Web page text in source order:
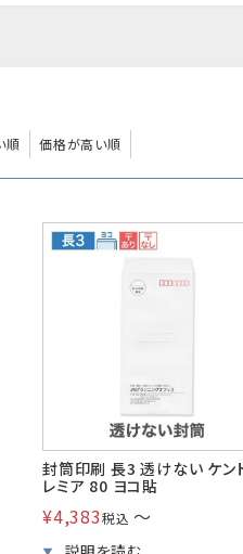
用テンプレートをご用意していま
ちら
順 価格が高い順
封筒印刷 長3 透けない ケン
レミア 80 ヨコ貼
¥4,383税込 〜